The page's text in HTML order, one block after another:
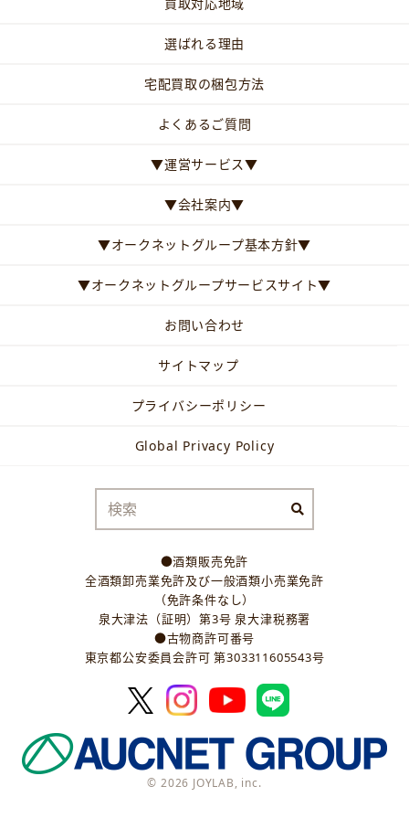
買取対応地域
選ばれる理由
宅配買取の梱包方法
よくあるご質問
▼運営サービス▼
▼会社案内▼
▼オークネットグループ基本方針▼
▼オークネットグループサービスサイト▼
お問い合わせ
サイトマップ
プライバシーポリシー
Global Privacy Policy
●酒類販売免許
全酒類卸売業免許及び一般酒類小売業免許
（免許条件なし）
泉大津法（証明）第3号 泉大津税務署
●古物商許可番号
東京都公安委員会許可 第303311605543号
© 2026 JOYLAB, inc.